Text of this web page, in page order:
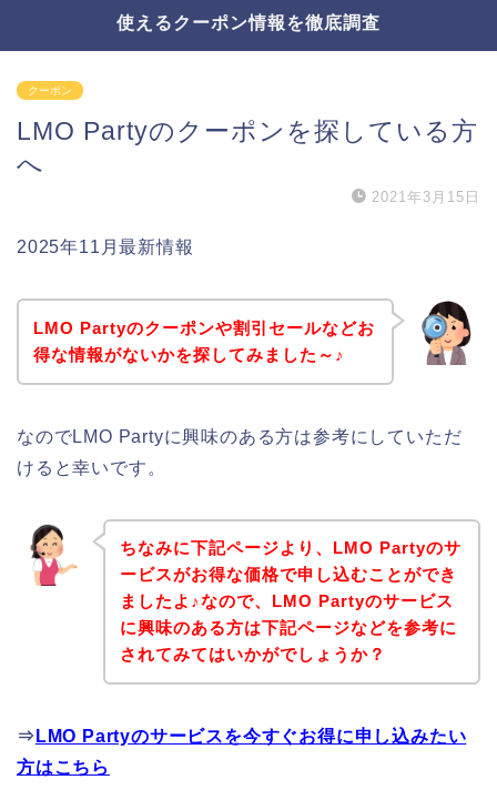
使えるクーポン情報を徹底調査
クーポン
LMO Partyのクーポンを探している方
へ
2021年3月15日
2025年11月最新情報
LMO Partyのクーポンや割引セールなどお
得な情報がないかを探してみました～♪
なのでLMO Partyに興味のある方は参考にしていただ
けると幸いです。
ちなみに下記ページより、LMO Partyのサ
ービスがお得な価格で申し込むことができ
ましたよ♪なので、LMO Partyのサービス
に興味のある方は下記ページなどを参考に
されてみてはいかがでしょうか？
⇒ LMO Partyのサービスを今すぐお得に申し込みたい
方はこちら